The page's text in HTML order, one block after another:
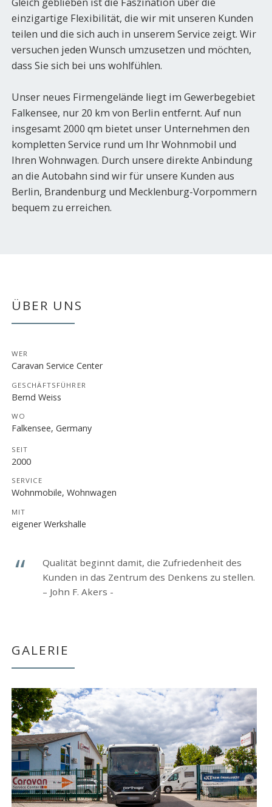
einzigartige Flexibilität, die wir mit unseren Kunden
teilen und die sich auch in unserem Service zeigt. Wir
versuchen jeden Wunsch umzusetzen und möchten,
dass Sie sich bei uns wohlfühlen.
Unser neues Firmengelände liegt im Gewerbegebiet
Falkensee, nur 20 km von Berlin entfernt. Auf nun
insgesamt 2000 qm bietet unser Unternehmen den
kompletten Service rund um Ihr Wohnmobil und
Ihren Wohnwagen. Durch unsere direkte Anbindung
an die Autobahn sind wir für unsere Kunden aus
Berlin, Brandenburg und Mecklenburg-Vorpommern
bequem zu erreichen.
ÜBER UNS
WER
Caravan Service Center
GESCHÄFTSFÜHRER
Bernd Weiss
WO
Falkensee, Germany
SEIT
2000
SERVICE
Wohnmobile, Wohnwagen
MIT
eigener Werkshalle
Qualität beginnt damit, die Zufriedenheit des
Kunden in das Zentrum des Denkens zu stellen.
– John F. Akers -
GALERIE